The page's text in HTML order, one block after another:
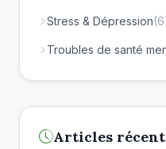
Stress & Dépression
Troubles de santé
Articles